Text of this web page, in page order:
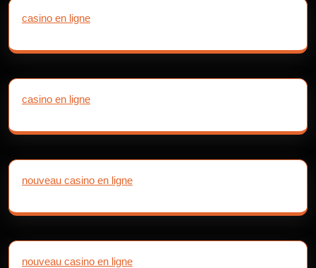
casino en ligne
casino en ligne
nouveau casino en ligne
nouveau casino en ligne